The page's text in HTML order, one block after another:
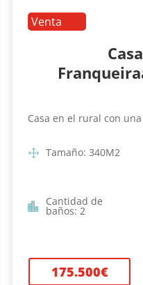
Venta
Casa en el rural con
Tamaño: 340M2
Cantidad de
baños: 2
175.500€